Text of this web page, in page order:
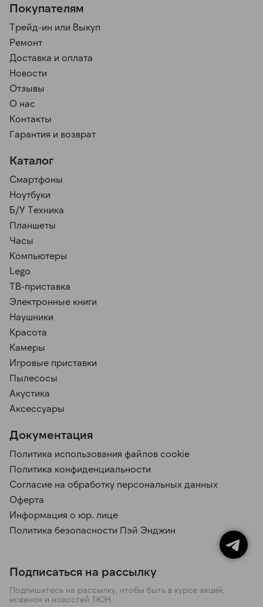
Покупателям
Трейд-ин или Выкуп
Ремонт
Доставка и оплата
Новости
Отзывы
О нас
Контакты
Гарантия и возврат
Каталог
Смартфоны
Ноутбуки
Б/У Техника
Планшеты
Часы
Компьютеры
Lego
ТВ-приставка
Электронные книги
Наушники
Красота
Камеры
Игровые приставки
Пылесосы
Акустика
Аксессуары
Документация
Политика использования файлов cookie
Политика конфиденциальности
Согласие на обработку персональных данных
Оферта
Информация о юр. лице
Политика безопасности Пэй Энджин
Подписаться на рассылку
Подпишитесь на рассылку, чтобы быть в курсе акций,
новинок и новостей ТЮН.